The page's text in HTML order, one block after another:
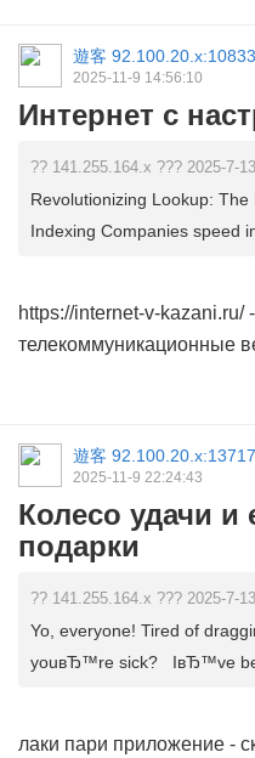
遊客 92.100.20.x:10833
2025-11-9 14:56:10
Интернет с
?? 141.255.164.x ??? 2025-7-
Revolutionizing Lookup:
Indexing Companies speed
https://internet-v-kazani.ru/-
телекоммуникационные
遊客 92.100.20.x:13717
2025-11-9 22:24:43
Колесо удачи
подарки
?? 141.255.164.x ??? 2025-7-
Yo, everyone! Tired of
youвЂ™re sick? IвЂ™ve
лаки пари приложение -